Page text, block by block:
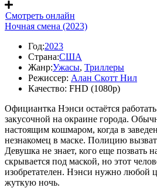
Смотреть онлайн
Ночная смена (2023)
Год:2023
Страна:США
Жанр:Ужасы, Триллеры
Режиссер: Алан Скотт Нил
Качество: FHD (1080p)
Официантка Нэнси остаётся
закусочной на окраине города.
настоящим кошмаром, когда в
незнакомец в маске. Полицию
Девушка не знает, кого еще позвать
скрывается под маской, но этот
изобретателен. Нэнси нужно любой
жуткую ночь.